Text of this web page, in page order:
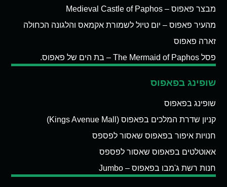
מבצר פאפוס – Medieval Castle of Paphos
מהעיר פאפוס – יום טיול לשמורת אקמאס והלגונה הכחולה
זארה פאפוס
פסל The Mermaid of Paphos – בת הים של פאפוס.
שופינג בפאפוס
שופינג בפאפוס
קניון שדרת המלכים בפאפוס (Kings Avenue Mall)
חנויות איפור בפאפוס שאסור לפספס
אאוטלטים בפאפוס שאסור לפספס
חנות רשת ג'מבו בפאפוס – Jumbo